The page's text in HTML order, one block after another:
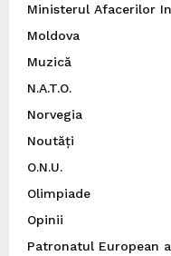
Ministerul Afacerilor
Moldova
Muzică
N.A.T.O.
Norvegia
Noutăți
O.N.U.
Olimpiade
Opinii
Patronatul European